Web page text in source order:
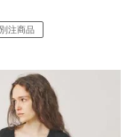
別注商品